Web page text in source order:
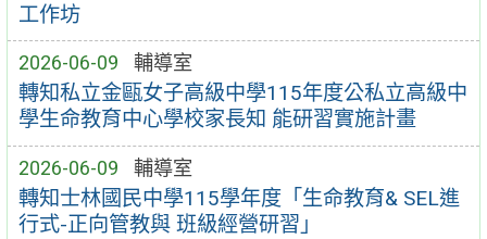
工作坊
2026-06-09 輔導室
轉知私立金甌女子高級中學115年度公私立高級中
學生命教育中心學校家長知 能研習實施計畫
2026-06-09 輔導室
轉知士林國民中學115學年度「生命教育& SEL進
行式-正向管教與 班級經營研習」